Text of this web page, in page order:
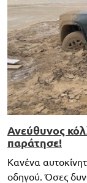
Ανεύθυνος
παράτησε!
Κανένα
οδηγού. Όσες